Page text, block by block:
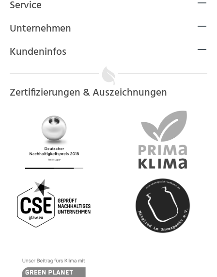
Service
Unternehmen
Kundeninfos
Zertifizierungen & Auszeichnungen